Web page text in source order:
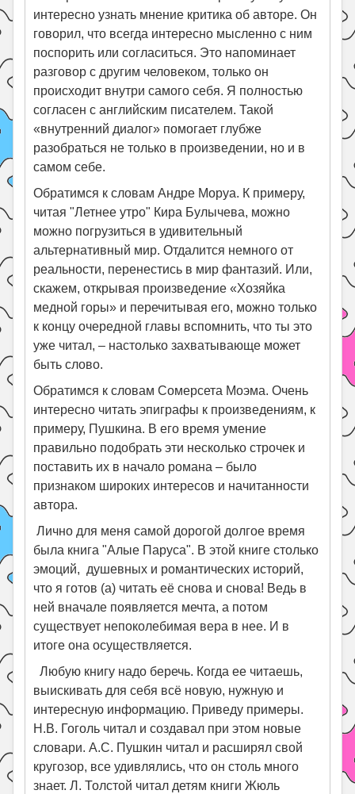
интересно узнать мнение критика об авторе. Он
говорил, что всегда интересно мысленно с ним
поспорить или согласиться. Это напоминает
разговор с другим человеком, только он
происходит внутри самого себя. Я полностью
согласен с английским писателем. Такой
«внутренний диалог» помогает глубже
разобраться не только в произведении, но и в
самом себе.
Обратимся к словам Андре Моруа. К примеру,
читая "Летнее утро" Кира Булычева, можно
можно погрузиться в удивительный
альтернативный мир. Отдалится немного от
реальности, перенестись в мир фантазий. Или,
скажем, открывая произведение «Хозяйка
медной горы» и перечитывая его, можно только
к концу очередной главы вспомнить, что ты это
уже читал, – настолько захватывающе может
быть слово.
Обратимся к словам Сомерсета Моэма. Очень
интересно читать эпиграфы к произведениям, к
примеру, Пушкина. В его время умение
правильно подобрать эти несколько строчек и
поставить их в начало романа – было
признаком широких интересов и начитанности
автора.
Лично для меня самой дорогой долгое время
была книга "Алые Паруса". В этой книге столько
эмоций, душевных и романтических историй,
что я готов (а) читать её снова и снова! Ведь в
ней вначале появляется мечта, а потом
существует непоколебимая вера в нее. И в
итоге она осуществляется.
Любую книгу надо беречь. Когда ее читаешь,
выискивать для себя всё новую, нужную и
интересную информацию. Приведу примеры.
Н.В. Гоголь читал и создавал при этом новые
словари. А.С. Пушкин читал и расширял свой
кругозор, все удивлялись, что он столь много
знает. Л. Толстой читал детям книги Жюль